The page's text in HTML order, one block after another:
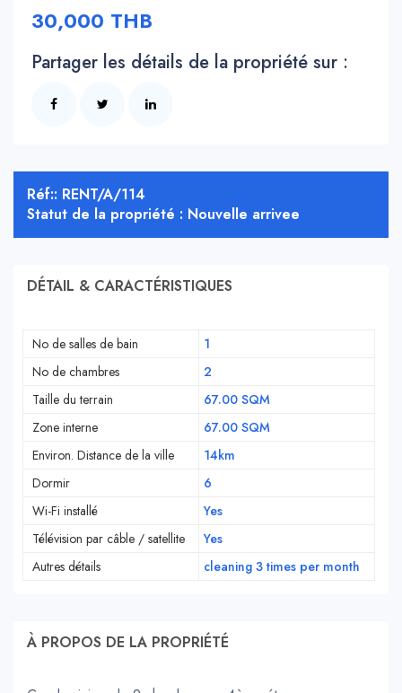
30,000 THB
Partager les détails de la propriété sur :
Réf:: RENT/A/114
Statut de la propriété : Nouvelle arrivee
DÉTAIL & CARACTÉRISTIQUES
No de salles de bain
1
No de chambres
2
Taille du terrain
67.00 SQM
Zone interne
67.00 SQM
Environ. Distance de la ville
14km
Dormir
6
Wi-Fi installé
Yes
Télévision par câble / satellite
Yes
Autres détails
cleaning 3 times per month
À PROPOS DE LA PROPRIÉTÉ